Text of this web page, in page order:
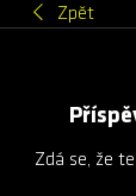
Zpět
Zdá se, že